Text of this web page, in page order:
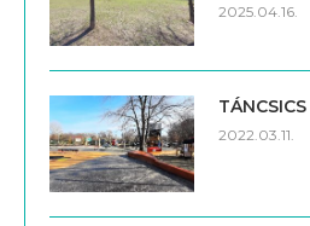
2025.04.16.
2022.03.11.